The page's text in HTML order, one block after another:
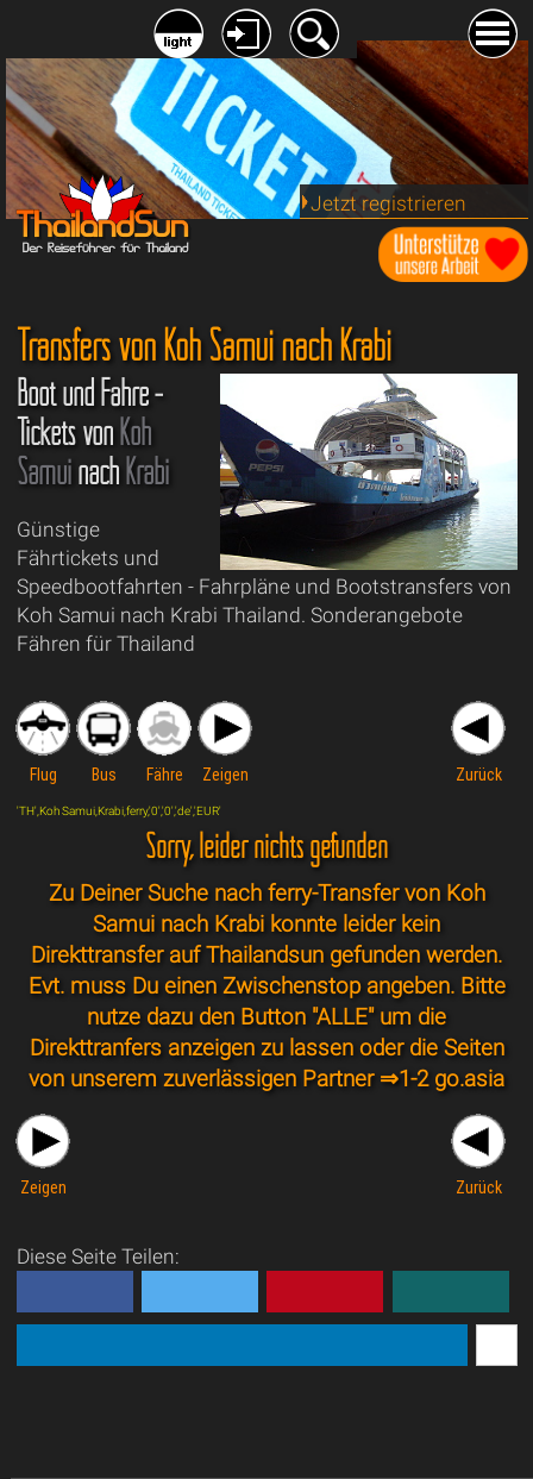
Jetzt registrieren
Transfers von Koh Samui nach Krabi
Boot und Fähre -
Tickets von Koh
Samuinach Krabi
Günstige
Fährtickets und
Speedbootfahrten - Fahrpläne und Bootstransfers von
Koh Samui nach Krabi Thailand. Sonderangebote
Fähren für Thailand
Flug Bus Fähre Zeigen Zurück
'TH',Koh Samui,Krabi,ferry,'0','0','de','EUR'
Sorry, leider nichts gefunden
Zu Deiner Suche nach ferry-Transfer von Koh
Samui nach Krabi konnte leider kein
Direkttransfer auf Thailandsun gefunden werden.
Evt. muss Du einen Zwischenstop angeben. Bitte
nutze dazu den Button "ALLE" um die
Direkttranfers anzeigen zu lassen oder die Seiten
von unserem zuverlässigen Partner ⇒1-2 go.asia
Zeigen Zurück
Diese Seite Teilen: